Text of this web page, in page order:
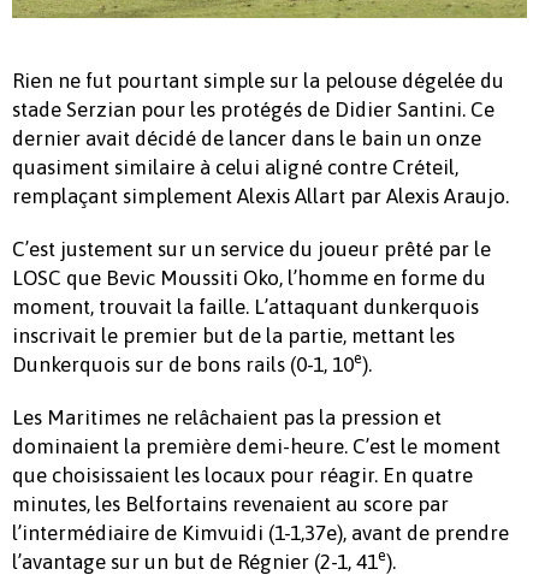
Rien ne fut pourtant simple sur la pelouse dégelée du
stade Serzian pour les protégés de Didier Santini. Ce
dernier avait décidé de lancer dans le bain un onze
quasiment similaire à celui aligné contre Créteil,
remplaçant simplement Alexis Allart par Alexis Araujo.
C’est justement sur un service du joueur prêté par le
LOSC que Bevic Moussiti Oko, l’homme en forme du
moment, trouvait la faille. L’attaquant dunkerquois
inscrivait le premier but de la partie, mettant les
Dunkerquois sur de bons rails (0-1, 10e).
Les Maritimes ne relâchaient pas la pression et
dominaient la première demi-heure. C’est le moment
que choisissaient les locaux pour réagir. En quatre
minutes, les Belfortains revenaient au score par
l’intermédiaire de Kimvuidi (1-1,37e), avant de prendre
l’avantage sur un but de Régnier (2-1, 41e).